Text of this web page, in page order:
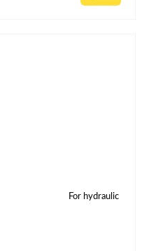
For hydraulic